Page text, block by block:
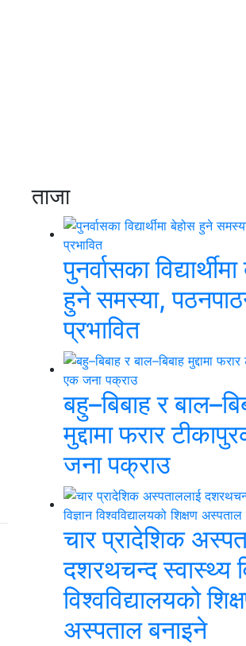
ताजा
पुनर्वासका
हुने समस्या,
प्रभावित
बहु–बिबाह र
मुद्दामा फरार
जना पक्राउ
चार प्रादेशिक
दशरथचन्द स्वास्थ्य
विश्वविद्यालयको
अस्पताल बनाइने